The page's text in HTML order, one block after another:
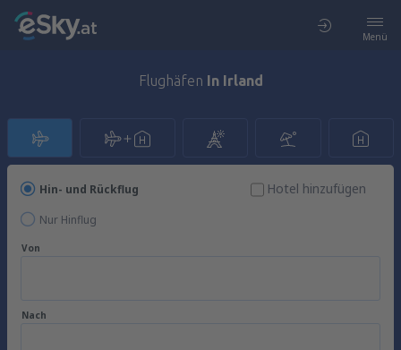
Menü
Flughäfen In Irland
Hin- und Rückflug
Nur Hinflug
Hotel hinzufügen
Von
Nach